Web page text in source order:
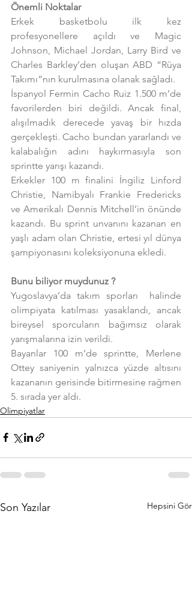
Önemli Noktalar
Erkek basketbolu ilk kez
profesyonellere açıldı ve Magic
Johnson, Michael Jordan, Larry Bird ve
Charles Barkley’den oluşan ABD “Rüya
Takımı”nın kurulmasına olanak sağladı.
İspanyol Fermin Cacho Ruiz 1.500 m’de
favorilerden biri değildi. Ancak final,
alışılmadık derecede yavaş bir hızda
gerçekleşti. Cacho bundan yararlandı ve
kalabalığın adını haykırmasıyla son
sprintte yarışı kazandı.
Erkekler 100 m finalini İngiliz Linford
Christie, Namibyalı Frankie Fredericks
ve Amerikalı Dennis Mitchell’in önünde
kazandı. Bu sprint unvanını kazanan en
yaşlı adam olan Christie, ertesi yıl dünya
şampiyonasını koleksiyonuna ekledi.
Bunu biliyor muydunuz ?
Yugoslavya’da takım sporları  halinde
olimpiyata katılması yasaklandı, ancak
bireysel sporcuların bağımsız olarak
yarışmalarına izin verildi.
Bayanlar 100 m’de sprintte, Merlene
Ottey saniyenin yalnızca yüzde altısını
kazananın gerisinde bitirmesine rağmen
5. sırada yer aldı.
Olimpiyatlar
Son Yazılar Hepsini Gör